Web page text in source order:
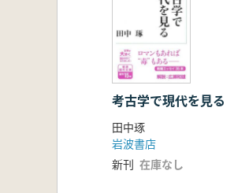
考古学で現代を見る
田中琢
岩波書店
新刊 在庫なし